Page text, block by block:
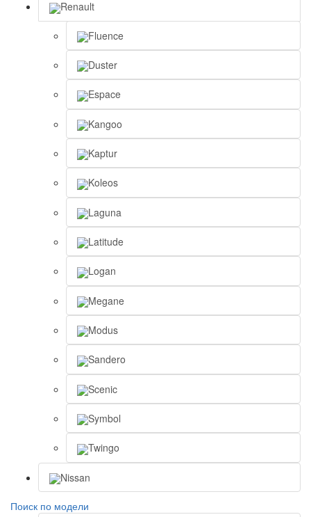
Renault
Fluence
Duster
Espace
Kangoo
Kaptur
Koleos
Laguna
Latitude
Logan
Megane
Modus
Sandero
Scenic
Symbol
Twingo
Nissan
Поиск по модели